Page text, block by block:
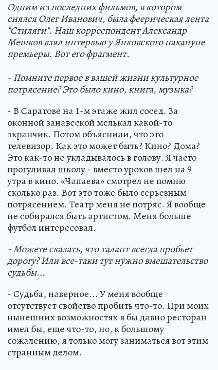
Одним из последних фильмов, в котором
снялся Олег Иванович, была феерическая лента
"Стиляги". Наш корреспондент Александр
Мешков взял интервью у Янковского накануне
премьеры. Вот его фрагмент.
- Помните первое в вашей жизни культурное
потрясение? Это было кино, книга, музыка?
- В Саратове на 1-м этаже жил сосед. За
оконной занавеской мелькал какой-то
экранчик. Потом объяснили, что это
телевизор. Как это может быть? Кино? Дома?
Это как-то не укладывалось в голову. Я часто
прогуливал школу - вместо уроков шел на 9
утра в кино. «Чапаева» смотрел не помню
сколько раз. Вот это тоже было серьезным
потрясением. Театр меня не потряс. Я вообще
не собирался быть артистом. Меня больше
футбол интересовал.
- Можете сказать, что талант всегда пробьет
дорогу? Или все-таки тут нужно вмешательство
судьбы...
- Судьба, наверное... У меня вообще
отсутствует свойство пробить что-то. При моих
нынешних возможностях я бы давно ресторан
имел бы, еще что-то, но, к большому
сожалению, я только могу заниматься вот этим
странным делом.